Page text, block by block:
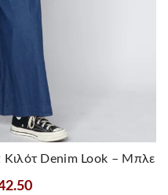
Κιλότ Denim Look – Μπλε
Η